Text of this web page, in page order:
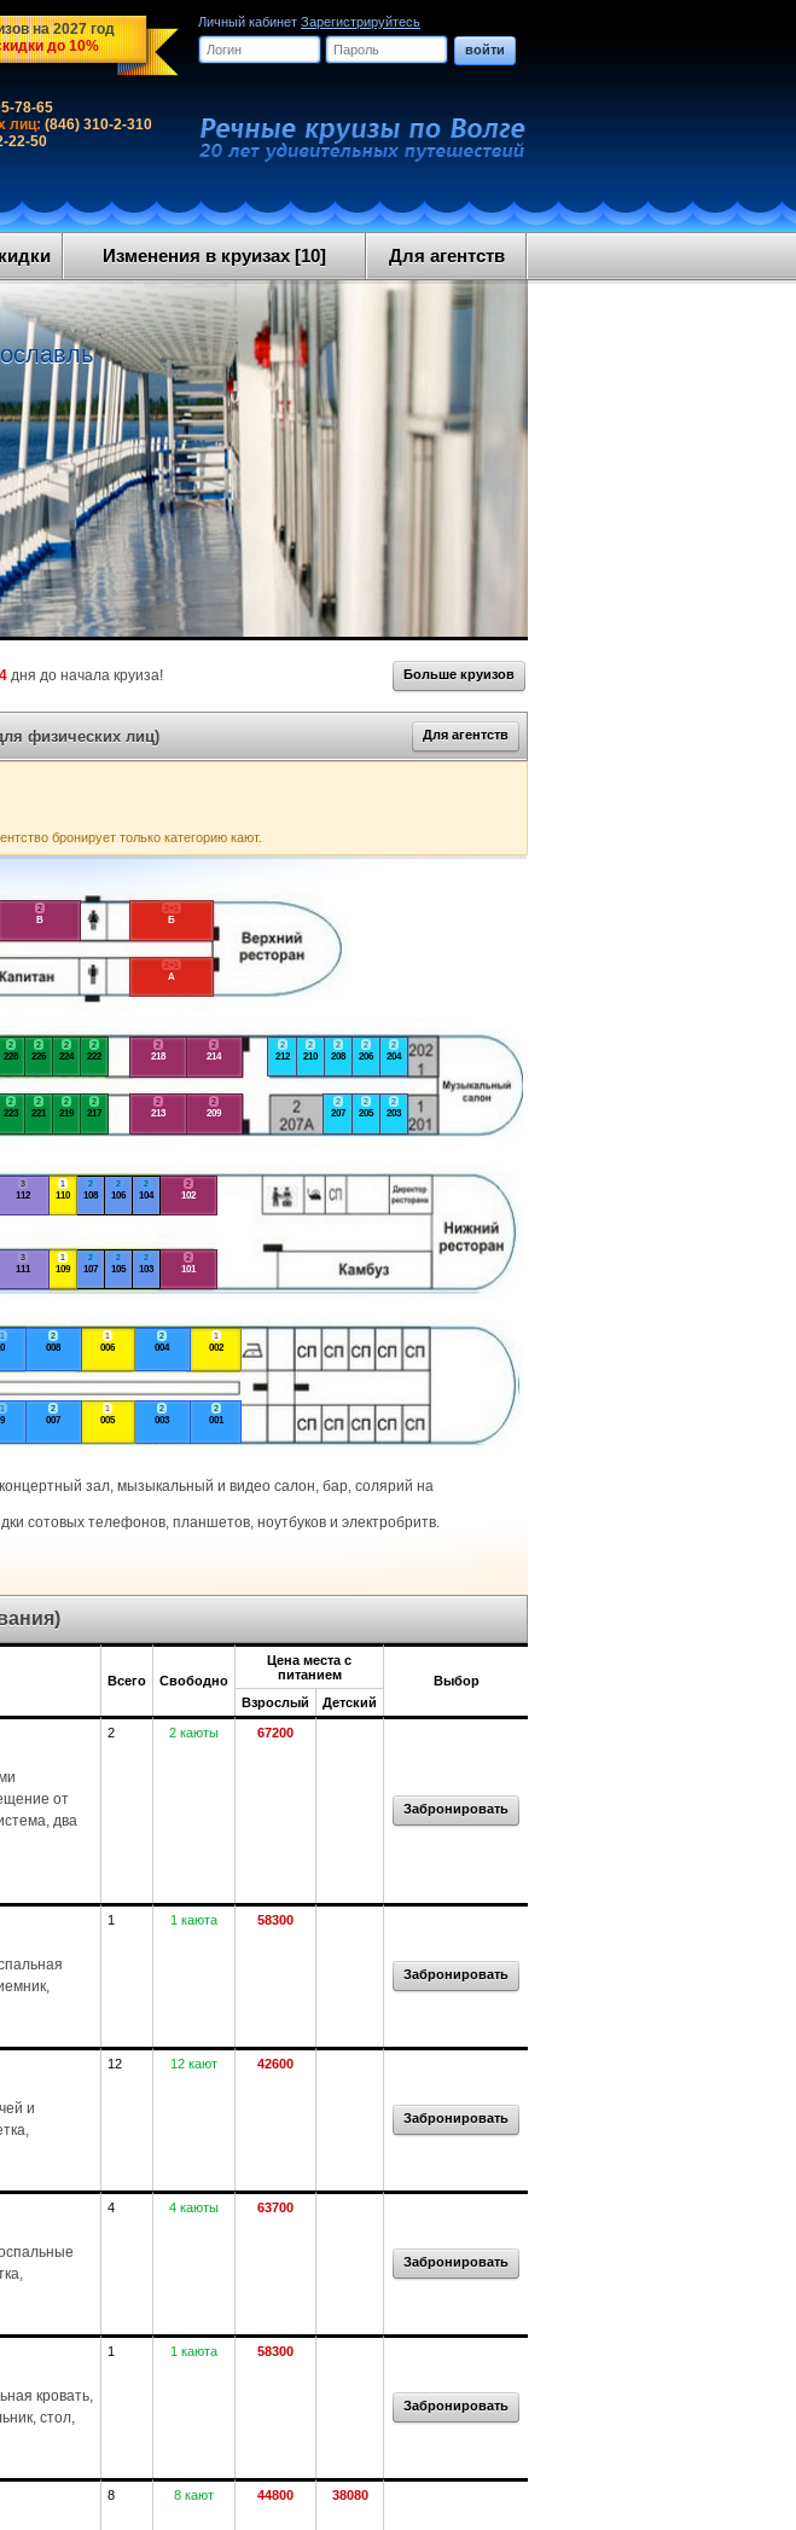
на 2027 год
до 10%
Личный кабинет Зарегистрируйтесь
войти
78-65
лиц: (846) 310-2-310
22-50
Изменения в круизах [10] Для агентств
дня до начала круиза! Больше круизов
физических лиц) Для агентств
бронирует только категорию кают.
2
001
1
002
2
003
2
004
1
005
1
006
2
007
2
008
2
101
2
102
2
103
2
104
2
105
2
106
2
107
2
108
1
109
1
110
3
111
3
112
2
203
2
204
2
205
2
206
2
207
2
208
2
209
2
210
2
212
2
213
2
214
2
217
2
218
2
219
2
221
2
222
2
223
2
224
2
226
2
228
2+1
А
2+1
Б
2
В
зал, мызыкальный и видео салон, бар, солярий на
сотовых телефонов, планшетов, ноутбуков и электробритв.
Всего Свободно
Цена места с
питанием
Выбор
Взрослый
Детский
от
два
2 2 каюты 67200
Забронировать
1 1 каюта 58300
Забронировать
и
12 12 кают 42600
Забронировать
4 4 каюты 63700
Забронировать
кровать,
стол,
1 1 каюта 58300
Забронировать
8 8 кают 44800 38080